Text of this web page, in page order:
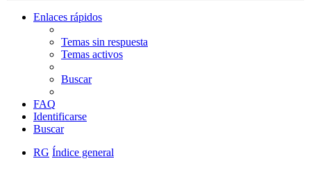
Enlaces rápidos
Temas sin respuesta
Temas activos
Buscar
FAQ
Identificarse
Buscar
RG Índice general